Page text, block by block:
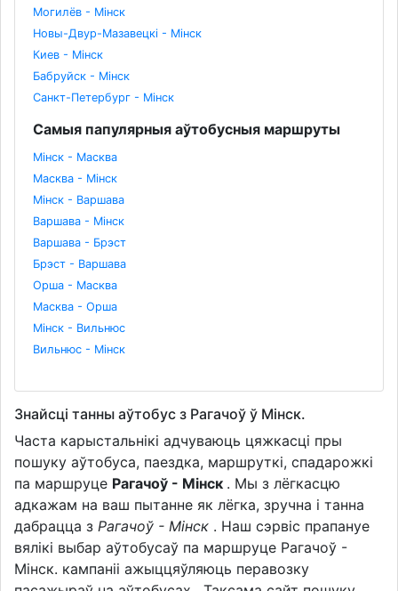
Могилёв - Мінск
Новы-Двур-Мазавецкі - Мінск
Киев - Мінск
Бабруйск - Мінск
Санкт-Петербург - Мінск
Самыя папулярныя аўтобусныя маршруты
Мінск - Масква
Масква - Мінск
Мінск - Варшава
Варшава - Мінск
Варшава - Брэст
Брэст - Варшава
Орша - Масква
Масква - Орша
Мінск - Вильнюс
Вильнюс - Мінск
Знайсці танны аўтобус з Рагачоў ў Мінск.
Часта карыстальнікі адчуваюць цяжкасці пры
пошуку аўтобуса, паездка, маршруткі, спадарожкі
па маршруце Рагачоў - Мінск . Мы з лёгкасцю
адкажам на ваш пытанне як лёгка, зручна і танна
дабрацца з Рагачоў - Мінск . Наш сэрвіс прапануе
вялікі выбар аўтобусаў па маршруце Рагачоў -
Мінск. кампаніі ажыццяўляюць перавозку